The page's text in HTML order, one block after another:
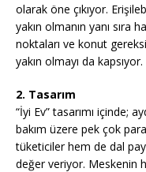
olarak öne çıkıyor.
yakın olmanın yanı
noktaları ve konut
yakın olmayı da kapsıyor.
2. Tasarım
“İyi Ev” tasarımı içinde;
bakım üzere pek çok
tüketiciler hem de dal
değer veriyor. Meskenin